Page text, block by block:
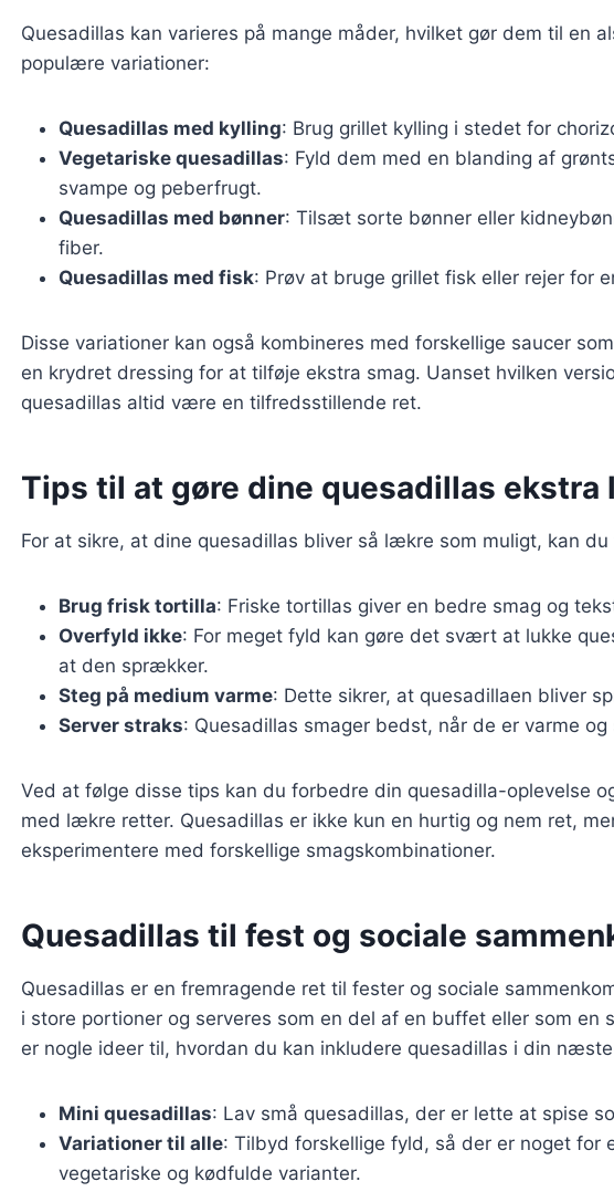
Quesadillas kan varieres på mange måder, hvilket gør dem til en
populære variationer:
Quesadillas med kylling: Brug grillet kylling i stedet for
Vegetariske quesadillas: Fyld dem med en blanding af
svampe og peberfrugt.
Quesadillas med bønner: Tilsæt sorte bønner eller
fiber.
Quesadillas med fisk: Prøv at bruge grillet fisk eller rejer for
Disse variationer kan også kombineres med forskellige saucer
en krydret dressing for at tilføje ekstra smag. Uanset hvilken
quesadillas altid være en tilfredsstillende ret.
Tips til at gøre dine quesadillas
For at sikre, at dine quesadillas bliver så lækre som muligt, kan
Brug frisk tortilla: Friske tortillas giver en bedre smag og
Overfyld ikke: For meget fyld kan gøre det svært at lukke
at den sprækker.
Steg på medium varme: Dette sikrer, at quesadillaen bliver
Server straks: Quesadillas smager bedst, når de er varme og
Ved at følge disse tips kan du forbedre din quesadilla-oplevelse
med lækre retter. Quesadillas er ikke kun en hurtig og nem ret,
eksperimentere med forskellige smagskombinationer.
Quesadillas til fest og sociale
Quesadillas er en fremragende ret til fester og sociale
i store portioner og serveres som en del af en buffet eller som en
er nogle ideer til, hvordan du kan inkludere quesadillas i din
Mini quesadillas: Lav små quesadillas, der er lette at spise
Variationer til alle: Tilbyd forskellige fyld, så der er noget for
vegetariske og kødfulde varianter.